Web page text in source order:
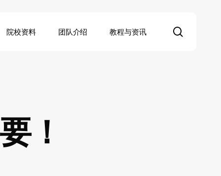
院校资料 团队介绍 教程与资讯
！